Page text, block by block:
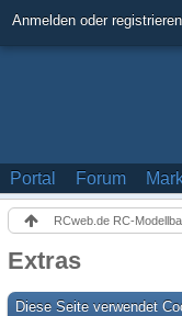
Anmelden oder registrieren
Portal Forum
RCweb.de RC-
Extras
Diese Seite verwendet